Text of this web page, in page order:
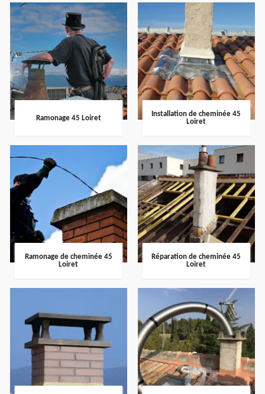
Ramonage 45 Loiret
Installation de cheminée 45
Loiret
Ramonage de cheminée 45
Loiret
Réparation de cheminée 45
Loiret